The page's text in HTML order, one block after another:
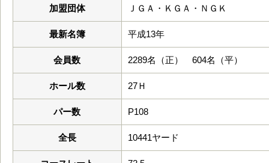
加盟団体 ＪＧＡ・ＫＧＡ・ＮＧＫ
最新名簿 平成13年
会員数 2289名（正） 604名（平）
ホール数 27Ｈ
パー数 P108
全長 10441ヤード